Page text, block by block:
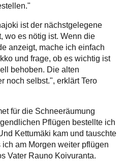
ist der nächstgelegene
wo es nötig ist. Wenn die
anzeigt, mache ich einfach
und frage, ob es wichtig ist
behoben. Die alten
noch selbst.", erklärt Tero
für die Schneeräumung
Pflügen bestellte ich
Kettumäki kam und tauschte
am Morgen weiter pflügen
Vater Rauno Koivuranta.